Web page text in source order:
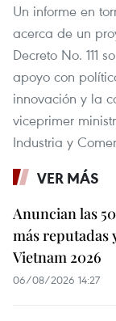
Un informe en
acerca de un
Decreto No. 111
apoyo con
innovación y la
viceprimer
Industria y
VER MÁS
Anuncian las
más reputadas
Vietnam 2026
06/08/2026 14:27